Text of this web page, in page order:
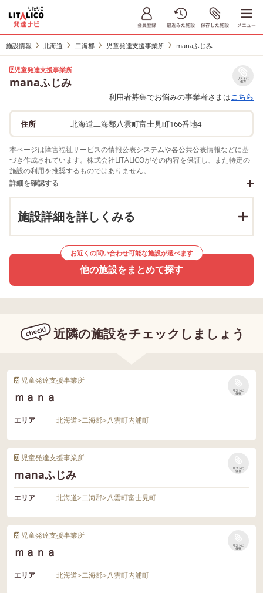
施設情報 北海道 二海郡 児童発達支援事業所 manaふじみ
児童発達支援事業所
manaふじみ リストに
保存
利用者募集でお悩みの事業者さまはこちら
住所 北海道二海郡八雲町富士見町166番地4
本ページは障害福祉サービスの情報公表システムや各公共公表情報などに基
づき作成されています。株式会社LITALICOがその内容を保証し、また特定の
施設の利用を推奨するものではありません。
詳細を確認する
施設詳細を詳しくみる
お近くの問い合わせ可能な施設が選べます
他の施設をまとめて探す
近隣の施設をチェックしましょう
児童発達支援事業所
ｍａｎａ
リストに
保存
エリア 北海道>二海郡>八雲町内浦町
児童発達支援事業所
manaふじみ
リストに
保存
エリア 北海道>二海郡>八雲町富士見町
児童発達支援事業所
ｍａｎａ
リストに
保存
エリア 北海道>二海郡>八雲町内浦町